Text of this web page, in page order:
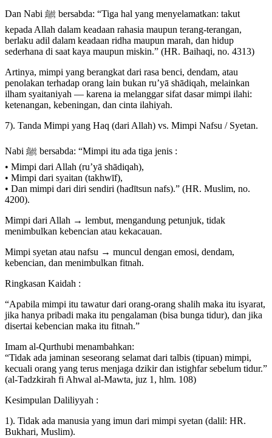
Dan Nabi ﷺ bersabda: “Tiga hal yang menyelamatkan: takut
kepada Allah dalam keadaan rahasia maupun terang-terangan,
berlaku adil dalam keadaan ridha maupun marah, dan hidup
sederhana di saat kaya maupun miskin.” (HR. Baihaqi, no. 4313)
Artinya, mimpi yang berangkat dari rasa benci, dendam, atau
penolakan terhadap orang lain bukan ru’yā shādiqah, melainkan
ilham syaitaniyah — karena ia melanggar sifat dasar mimpi ilahi:
ketenangan, kebeningan, dan cinta ilahiyah.
7). Tanda Mimpi yang Haq (dari Allah) vs. Mimpi Nafsu / Syetan.
Nabi ﷺ bersabda: “Mimpi itu ada tiga jenis :
• Mimpi dari Allah (ru’yā shādiqah),
• Mimpi dari syaitan (takhwīf),
• Dan mimpi dari diri sendiri (hadītsun nafs).” (HR. Muslim, no.
4200).
Mimpi dari Allah → lembut, mengandung petunjuk, tidak
menimbulkan kebencian atau kekacauan.
Mimpi syetan atau nafsu → muncul dengan emosi, dendam,
kebencian, dan menimbulkan fitnah.
Ringkasan Kaidah :
“Apabila mimpi itu tawatur dari orang-orang shalih maka itu isyarat,
jika hanya pribadi maka itu pengalaman (bisa bunga tidur), dan jika
disertai kebencian maka itu fitnah.”
Imam al-Qurthubi menambahkan:
“Tidak ada jaminan seseorang selamat dari talbis (tipuan) mimpi,
kecuali orang yang terus menjaga dzikir dan istighfar sebelum tidur.”
(al-Tadzkirah fi Ahwal al-Mawta, juz 1, hlm. 108)
Kesimpulan Daliliyyah :
1). Tidak ada manusia yang imun dari mimpi syetan (dalil: HR.
Bukhari, Muslim).